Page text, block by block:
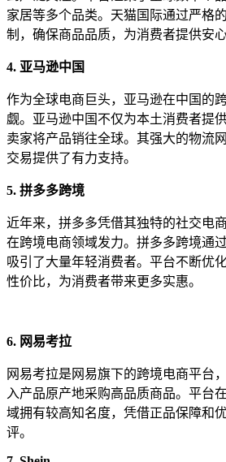
家居等多个品类。天猫国际通过严格
制，确保商品品质，为消费者提供安心
4. 亚马逊中国
作为全球电商巨头，亚马逊在中国的
觑。亚马逊中国不仅为本土消费者提
卖家将产品销往全球。其强大的物流
交易提供了有力支持。
5. 拼多多跨境
近年来，拼多多凭借其独特的社交电
在跨境电商领域发力。拼多多跨境通
吸引了大量年轻消费者。平台不断优
性价比，为消费者带来更多实惠。
6. 网易考拉
网易考拉是网易旗下的跨境电商平台
入产品原产地采购高品质商品。平台
域拥有较高知名度，凭借正品保障和
评。